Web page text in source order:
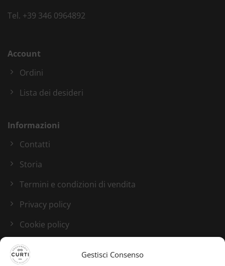
Gestisci Consenso
Tel. +39 346 0964892
Account
Ordini
Lista dei desideri
Informazioni
Contatti
Storia
Termini e condizioni di vendita
Privacy policy
Cookie policy
Blog